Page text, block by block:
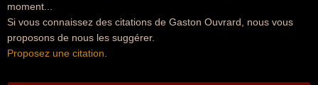
moment...
Si vous connaissez des citations de Gaston Ouvrard, nous vous
proposons de nous les suggérer.
Proposez une citation